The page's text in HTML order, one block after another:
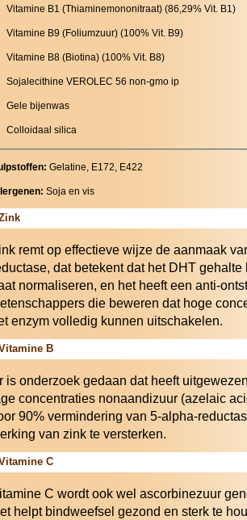
Vitamine B1 (Thiaminemononitraat) (86,29% Vit. B1)
Vitamine B9 (Foliumzuur) (100% Vit. B9)
Vitamine B8 (Biotina) (100% Vit. B8)
Sojalecithine VEROLEC 56 non-gmo ip
Gele bijenwas
Colloidaal silica
Gelatine, E172, E422
Soja en vis
remt op effectieve wijze de aanmaak
dat betekent dat het DHT
normaliseren, en het heeft een anti-
die beweren dat hoge
enzym volledig kunnen uitschakelen.
B
is onderzoek gedaan dat heeft
concentraties nonaandizuur (azelaic
90% vermindering van 5-alpha-
van zink te versterken.
C
C wordt ook wel ascorbinezuur
helpt bindweefsel gezond en sterk te